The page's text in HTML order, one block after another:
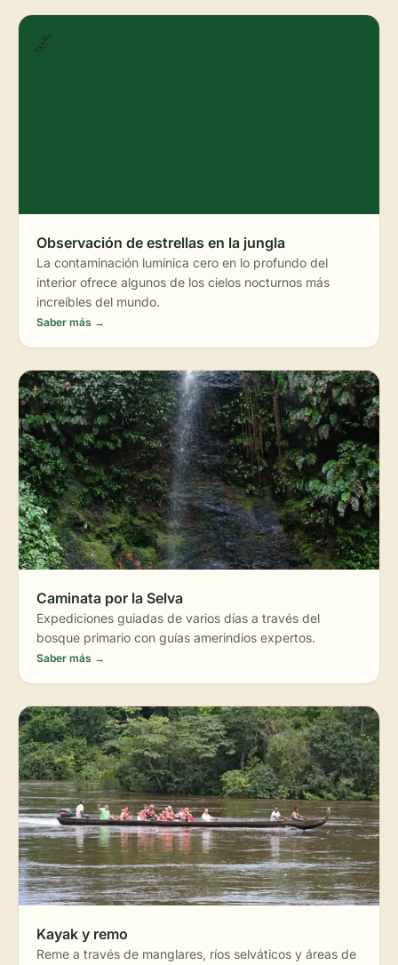
🌌
Observación de estrellas en la jungla
La contaminación lumínica cero en lo profundo del
interior ofrece algunos de los cielos nocturnos más
increíbles del mundo.
Saber más →
🌿
Caminata por la Selva
Expediciones guiadas de varios días a través del
bosque primario con guías amerindios expertos.
Saber más →
🌊
Kayak y remo
Reme a través de manglares, ríos selváticos y áreas de